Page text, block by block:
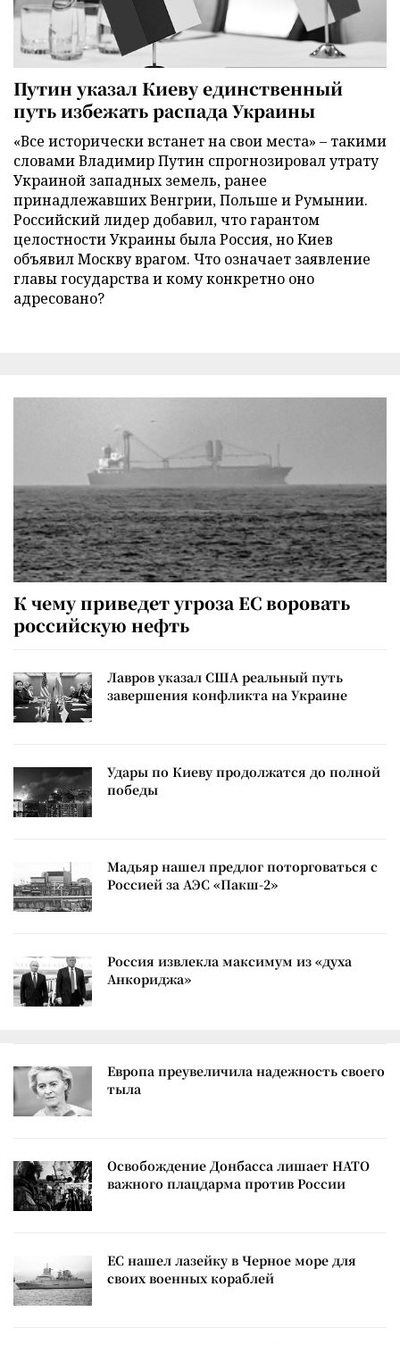
Путин указал Киеву единственный
путь избежать распада Украины
«Все исторически встанет на свои места» – такими
словами Владимир Путин спрогнозировал утрату
Украиной западных земель, ранее
принадлежавших Венгрии, Польше и Румынии.
Российский лидер добавил, что гарантом
целостности Украины была Россия, но Киев
объявил Москву врагом. Что означает заявление
главы государства и кому конкретно оно
адресовано?
К чему приведет угроза ЕС воровать
российскую нефть
Лавров указал США реальный путь
завершения конфликта на Украине
Удары по Киеву продолжатся до полной
победы
Мадьяр нашел предлог поторговаться с
Россией за АЭС «Пакш-2»
Россия извлекла максимум из «духа
Анкориджа»
Европа преувеличила надежность своего
тыла
Освобождение Донбасса лишает НАТО
важного плацдарма против России
ЕС нашел лазейку в Черное море для
своих военных кораблей